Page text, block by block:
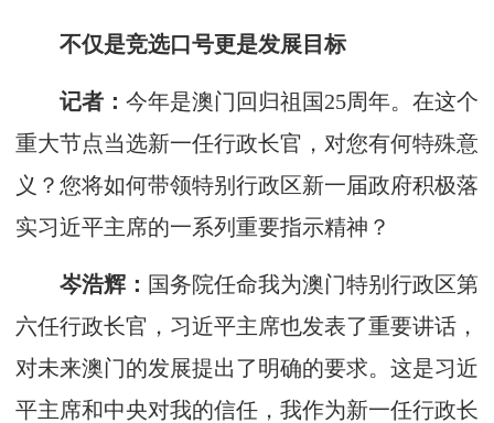
不仅是竞选口号更是发展目标
记者： 今年是澳门回归祖国25周年。在这个
重大节点当选新一任行政长官，对您有何特殊意
义？您将如何带领特别行政区新一届政府积极落
实习近平主席的一系列重要指示精神？
岑浩辉： 国务院任命我为澳门特别行政区第
六任行政长官，习近平主席也发表了重要讲话，
对未来澳门的发展提出了明确的要求。这是习近
平主席和中央对我的信任，我作为新一任行政长